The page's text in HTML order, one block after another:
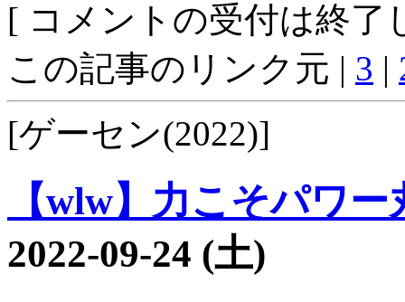
[ コメントの受付は終了
この記事のリンク元 | 3 |
[ゲーセン(2022)]
【wlw】力こそパワ
2022-09-24 (土)